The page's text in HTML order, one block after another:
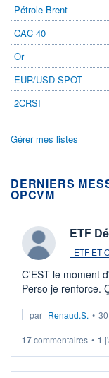
Pétrole Brent
CAC 40
Or
EUR/USD SPOT
2CRSI
Gérer mes listes
DERNIERS
OPCVM
ETF
ETF ET
C'EST le moment
Perso je renforce.
Investissement
par Renaud.S. •
17commentaires • 1